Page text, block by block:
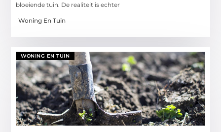
bloeiende tuin. De realiteit is echter
Woning En Tuin
WONING EN TUIN